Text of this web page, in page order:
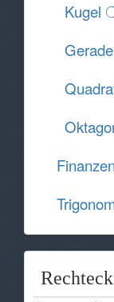
Kugel
Gerade
Finanzen